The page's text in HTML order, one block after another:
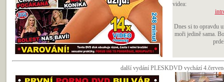
videa:
Dnes si to opravdu
moři jedině sama.
další vydání PLESKDVD vychází